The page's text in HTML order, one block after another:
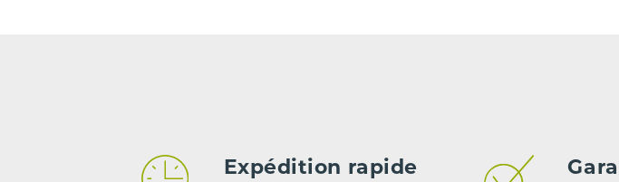
Expédition rapide